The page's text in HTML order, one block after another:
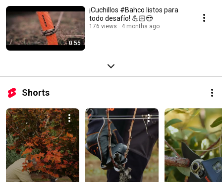
0:55
¡Cuchillos #Bahco listos para
todo desafío! 💪🏻😎
176 views 4 months ago
Shorts